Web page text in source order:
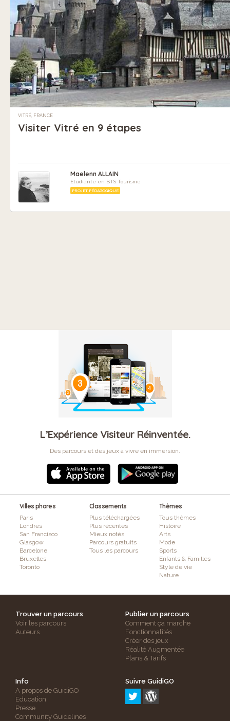
VITRÉ, FRANCE
Visiter Vitré en 9 étapes
Maelenn ALLAIN
Etudiante en BTS Tourisme
PROJET PÉDAGOGIQUE
L’Expérience Visiteur Réinventée.
Des parcours et des jeux à vivre en immersion.
Villes phares
Paris
Londres
San Francisco
Glasgow
Barcelone
Bruxelles
Toronto
Classements
Plus téléchargées
Plus récentes
Mieux notés
Parcours gratuits
Tous les parcours
Thèmes
Tous thèmes
Histoire
Arts
Mode
Sports
Enfants & Familles
Style de vie
Nature
Trouver un parcours
Voir les parcours
Auteurs
Publier un parcours
Comment ça marche
Fonctionnalités
Créer des jeux
Réalité Augmentée
Plans & Tarifs
Info
A propos de GuidiGO
Education
Presse
Community Guidelines
Suivre GuidiGO